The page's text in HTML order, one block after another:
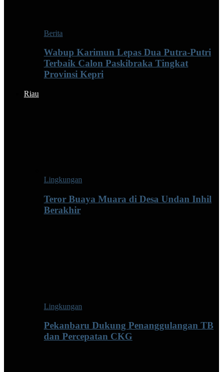
Berita
Wabup Karimun Lepas Dua Putra-Putri
Terbaik Calon Paskibraka Tingkat
Provinsi Kepri
Riau
Lingkungan
Teror Buaya Muara di Desa Undan Inhil
Berakhir
Lingkungan
Pekanbaru Dukung Penanggulangan TB
dan Percepatan CKG